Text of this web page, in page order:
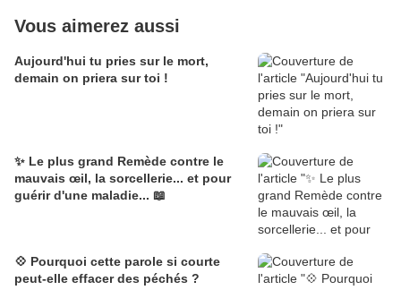
Vous aimerez aussi
Aujourd'hui tu pries sur le mort,
demain on priera sur toi !
✨ Le plus grand Remède contre le
mauvais œil, la sorcellerie... et pour
guérir d'une maladie... 📖
💠 Pourquoi cette parole si courte
peut-elle effacer des péchés ?